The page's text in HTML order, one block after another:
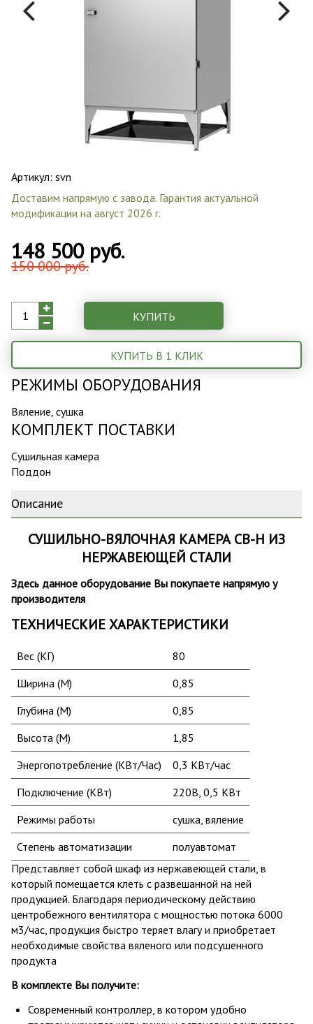
Артикул: svn
Доставим напрямую с завода. Гарантия актуальной
модификации на август 2026 г.
148 500 руб.
150 000 руб.
КУПИТЬ
КУПИТЬ В 1 КЛИК
РЕЖИМЫ ОБОРУДОВАНИЯ
Вяление, сушка
КОМПЛЕКТ ПОСТАВКИ
Сушильная камера
Поддон
Описание
СУШИЛЬНО-ВЯЛОЧНАЯ КАМЕРА СВ-H ИЗ
НЕРЖАВЕЮЩЕЙ СТАЛИ
Здесь данное оборудование Вы покупаете напрямую у
производителя
ТЕХНИЧЕСКИЕ ХАРАКТЕРИСТИКИ
Вес (КГ)
80
Ширина (М)
0,85
Глубина (М)
0,85
Высота (М)
1,85
Энергопотребление (КВт/Час)
0,3 КВт/час
Подключение (КВт)
220В, 0,5 КВт
Режимы работы
сушка, вяление
Степень автоматизации
полуавтомат
Представляет собой шкаф из нержавеющей стали, в
который помещается клеть с развешанной на ней
продукцией. Благодаря периодическому действию
центробежного вентилятора с мощностью потока 6000
м3/час, продукция быстро теряет влагу и приобретает
необходимые свойства вяленого или подсушенного
продукта
В комплекте Вы получите:
Современный контроллер, в котором удобно